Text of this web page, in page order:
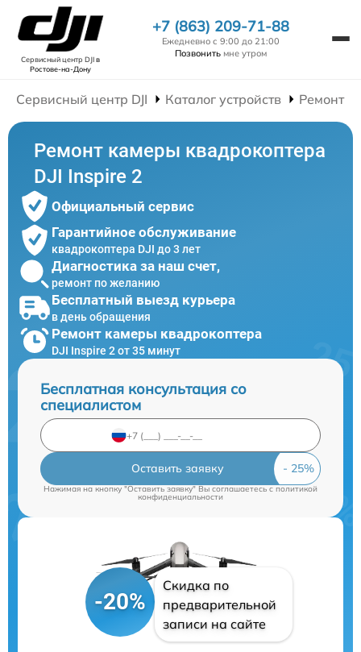
Сервисный центр DJIв
Ростове-на-Дону
+7 (863) 209-71-88
Ежедневно с 9:00 до 21:00
Позвонить мне утром
Сервисный центр DJI Каталог устройств Ремонт
Ремонт камеры квадрокоптера
DJI Inspire 2
Официальный сервис
Гарантийное обслуживание
квадрокоптера DJI до 3 лет
Диагностика за наш счет,
ремонт по желанию
Бесплатный выезд курьера
в день обращения
Ремонт камеры квадрокоптера
DJI Inspire 2 от 35 минут
Бесплатная консультация со
специалистом
Оставить заявку
Нажимая на кнопку "Оставить заявку" Вы соглашаетесь cполитикой
конфиденциальности
-20%
Скидка по
предварительной
записи на сайте